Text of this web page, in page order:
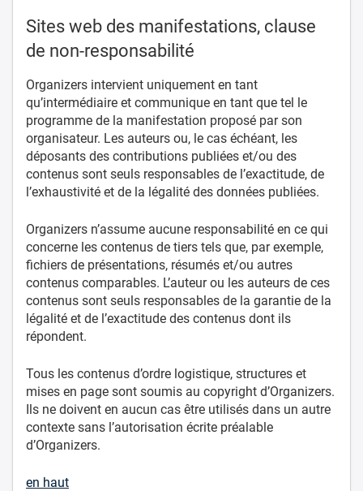
Sites web des manifestations, clause
de non-responsabilité
Organizers intervient uniquement en tant
qu’intermédiaire et communique en tant que tel le
programme de la manifestation proposé par son
organisateur. Les auteurs ou, le cas échéant, les
déposants des contributions publiées et/ou des
contenus sont seuls responsables de l’exactitude, de
l’exhaustivité et de la légalité des données publiées.
Organizers n’assume aucune responsabilité en ce qui
concerne les contenus de tiers tels que, par exemple,
fichiers de présentations, résumés et/ou autres
contenus comparables. L’auteur ou les auteurs de ces
contenus sont seuls responsables de la garantie de la
légalité et de l’exactitude des contenus dont ils
répondent.
Tous les contenus d’ordre logistique, structures et
mises en page sont soumis au copyright d’Organizers.
Ils ne doivent en aucun cas être utilisés dans un autre
contexte sans l’autorisation écrite préalable
d’Organizers.
en haut